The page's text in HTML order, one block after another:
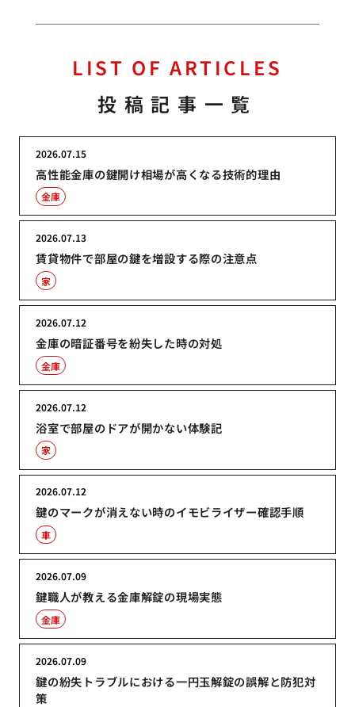
LIST OF ARTICLES
投稿記事一覧
高性能金庫の鍵開け相場が高くなる技術的理由
2026.07.15
金庫
賃貸物件で部屋の鍵を増設する際の注意点
2026.07.13
家
金庫の暗証番号を紛失した時の対処
2026.07.12
金庫
浴室で部屋のドアが開かない体験記
2026.07.12
家
鍵のマークが消えない時のイモビライザー確認手順
2026.07.12
車
鍵職人が教える金庫解錠の現場実態
2026.07.09
金庫
鍵の紛失トラブルにおける一円玉解錠の誤解と防犯対
策
2026.07.09